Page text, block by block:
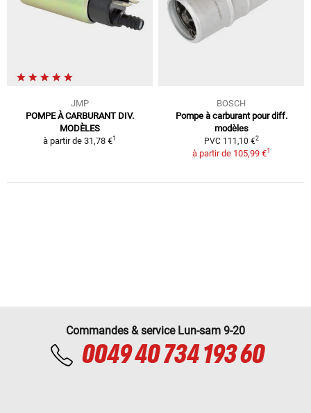
JMP
POMPE À CARBURANT DIV.
MODÈLES
à partir de 31,78 €1
BOSCH
Pompe à carburant pour diff.
modèles
PVC 111,10 €2
à partir de 105,99 €1
Commandes & service Lun-sam 9-20
0049 40 734 193 60